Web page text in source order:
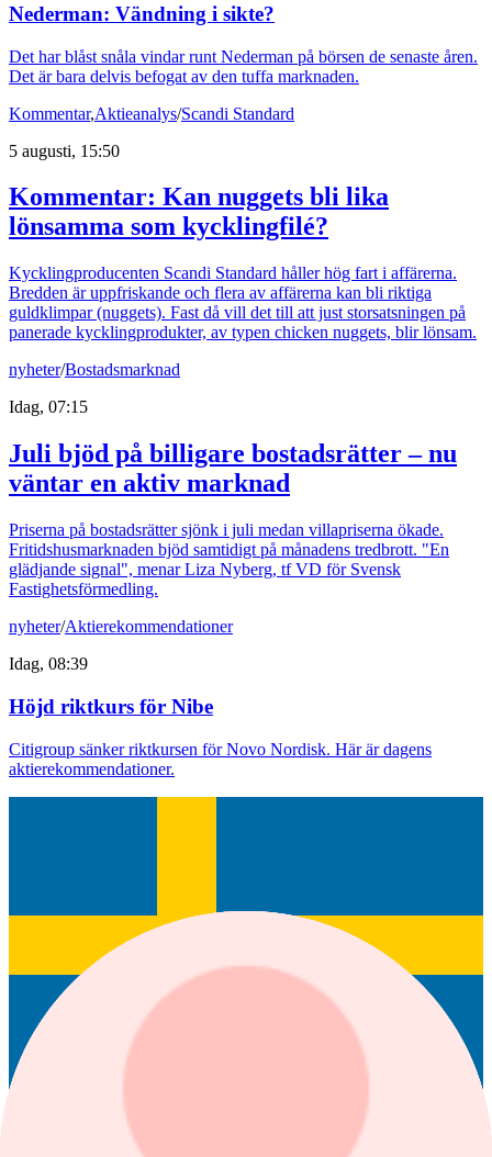
Nederman: Vändning i sikte?
Det har blåst snåla vindar runt Nederman på börsen de senaste åren.
Det är bara delvis befogat av den tuffa marknaden.
Kommentar,Aktieanalys/Scandi Standard
5 augusti, 15:50
Kommentar: Kan nuggets bli lika
lönsamma som kycklingfilé?
Kycklingproducenten Scandi Standard håller hög fart i affärerna.
Bredden är uppfriskande och flera av affärerna kan bli riktiga
guldklimpar (nuggets). Fast då vill det till att just storsatsningen på
panerade kycklingprodukter, av typen chicken nuggets, blir lönsam.
nyheter/Bostadsmarknad
Idag, 07:15
Juli bjöd på billigare bostadsrätter – nu
väntar en aktiv marknad
Priserna på bostadsrätter sjönk i juli medan villapriserna ökade.
Fritidshusmarknaden bjöd samtidigt på månadens tredbrott. "En
glädjande signal", menar Liza Nyberg, tf VD för Svensk
Fastighetsförmedling.
nyheter/Aktierekommendationer
Idag, 08:39
Höjd riktkurs för Nibe
Citigroup sänker riktkursen för Novo Nordisk. Här är dagens
aktierekommendationer.